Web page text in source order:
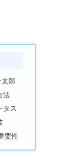
郎
法
タス
要性